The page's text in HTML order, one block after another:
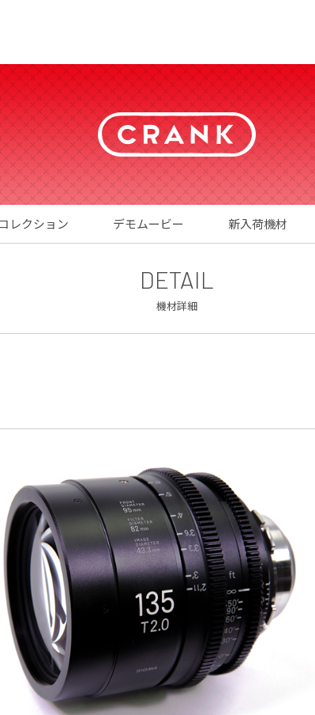
レクション デモムービー 新入荷機材
DETAIL
機材詳細